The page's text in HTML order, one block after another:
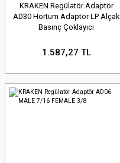
KRAKEN Regülatör Adaptör
AD30 Hortum Adaptör LP Alçak
Basınç Çoklayıcı
1.587,27 TL